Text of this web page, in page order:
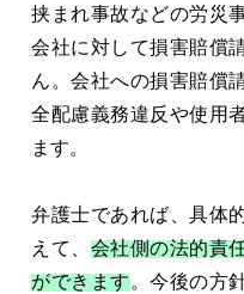
挟まれ事故などの労災
会社に対して損害賠償
ん。会社への損害賠償
全配慮義務違反や使用
ます。
弁護士であれば、具体
えて、 会社側の法的責
ができます 。今後の方